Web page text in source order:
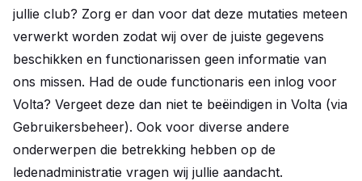
jullie club? Zorg er dan voor dat deze mutaties meteen
verwerkt worden zodat wij over de juiste gegevens
beschikken en functionarissen geen informatie van
ons missen. Had de oude functionaris een inlog voor
Volta? Vergeet deze dan niet te beëindigen in Volta (via
Gebruikersbeheer). Ook voor diverse andere
onderwerpen die betrekking hebben op de
ledenadministratie vragen wij jullie aandacht.